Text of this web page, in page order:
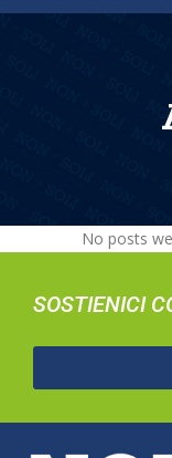
No posts
SOSTIENICI